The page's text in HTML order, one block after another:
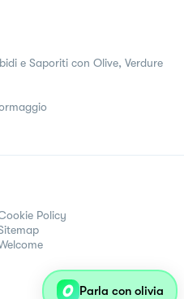
e Saporiti con Olive, Verdure
Policy
Parla con olivia